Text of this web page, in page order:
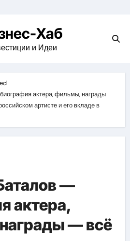
Хаб
и Идеи
актера, фильмы, награды
артисте и его вкладе в
—
актера,
— всё